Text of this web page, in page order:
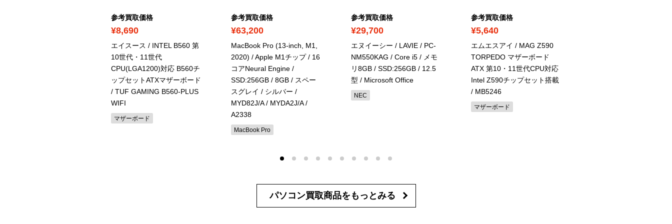
参考買取価格
¥8,690
エイスース / INTEL B560 第
10世代・11世代
CPU(LGA1200)対応 B560チ
ップセットATXマザーボード
/ TUF GAMING B560-PLUS
WIFI
マザーボード
参考買取価格
¥63,200
MacBook Pro (13-inch, M1,
2020) / Apple M1チップ / 16
コアNeural Engine /
SSD:256GB / 8GB / スペー
スグレイ / シルバー /
MYD82J/A / MYDA2J/A /
A2338
MacBook Pro
参考買取価格
¥29,700
エヌイーシー / LAVIE / PC-
NM550KAG / Core i5 / メモ
リ8GB / SSD:256GB / 12.5
型 / Microsoft Office
NEC
参考買取価格
¥5,640
エムエスアイ / MAG Z590
TORPEDO マザーボード
ATX 第10・11世代CPU対応
Intel Z590チップセット搭載
/ MB5246
マザーボード
パソコン買取商品を もっとみる